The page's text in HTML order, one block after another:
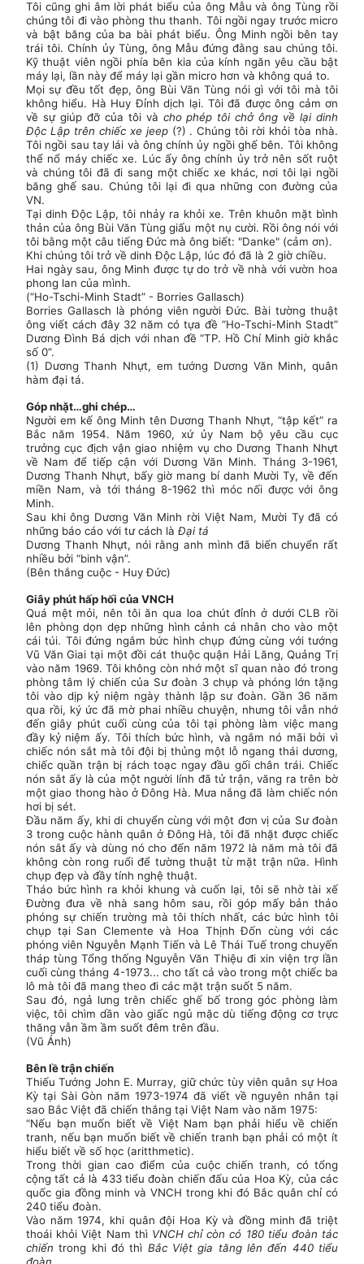
Tôi cũng ghi âm lời phát biểu của ông Mẫu và ông Tùng rồi
chúng tôi đi vào phòng thu thanh. Tôi ngồi ngay trước micro
và bật băng của ba bài phát biểu. Ông Minh ngồi bên tay
trái tôi. Chính ủy Tùng, ông Mẫu đứng đằng sau chúng tôi.
Kỹ thuật viên ngồi phía bên kia của kính ngăn yêu cầu bật
máy lại, lần này để máy lại gần micro hơn và không quá to.
Mọi sự đều tốt đẹp, ông Bùi Văn Tùng nói gì với tôi mà tôi
không hiểu. Hà Huy Đỉnh dịch lại. Tôi đã được ông cảm ơn
về sự giúp đỡ của tôi và cho phép tôi chở ông về lại dinh
Độc Lập trên chiếc xe jeep(?) . Chúng tôi rời khỏi tòa nhà.
Tôi ngồi sau tay lái và ông chính ủy ngồi ghế bên. Tôi không
thể nổ máy chiếc xe. Lúc ấy ông chính ủy trở nên sốt ruột
và chúng tôi đã đi sang một chiếc xe khác, nơi tôi lại ngồi
băng ghế sau. Chúng tôi lại đi qua những con đường của
VN.
Tại dinh Độc Lập, tôi nhảy ra khỏi xe. Trên khuôn mặt bình
thản của ông Bùi Văn Tùng giấu một nụ cười. Rồi ông nói với
tôi bằng một câu tiếng Đức mà ông biết: "Danke" (cảm ơn).
Khi chúng tôi trở về dinh Độc Lập, lúc đó đã là 2 giờ chiều.
Hai ngày sau, ông Minh được tự do trở về nhà với vườn hoa
phong lan của mình.
(“Ho-Tschi-Minh Stadt” - Borries Gallasch)
Borries Gallasch là phóng viên người Đức. Bài tường thuật
ông viết cách đây 32 năm có tựa đề “Ho-Tschi-Minh Stadt”
Dương Đình Bá dịch với nhan đề “TP. Hồ Chí Minh giờ khắc
số 0”.
(1) Dương Thanh Nhựt, em tướng Dương Văn Minh, quân
hàm đại tá.
Góp nhặt…ghi chép…
Người em kế ông Minh tên Dương Thanh Nhựt, “tập kết” ra
Bắc năm 1954. Năm 1960, xứ ủy Nam bộ yêu cầu cục
trưởng cục địch vận giao nhiệm vụ cho Dương Thanh Nhựt
về Nam để tiếp cận với Dương Văn Minh. Tháng 3-1961,
Dương Thanh Nhựt, bấy giờ mang bí danh Mười Ty, về đến
miền Nam, và tới tháng 8-1962 thì móc nối được với ông
Minh.
Sau khi ông Dương Văn Minh rời Việt Nam, Mười Ty đã có
những báo cáo với tư cách là Đại tá
Dương Thanh Nhựt, nói rằng anh mình đã biến chuyển rất
nhiều bởi “binh vận”.
(Bên thắng cuộc - Huy Đức)
Giây phút hấp hối của VNCH
Quá mệt mỏi, nên tôi ăn qua loa chút đỉnh ở dưới CLB rồi
lên phòng dọn dẹp những hình cảnh cá nhân cho vào một
cái túi. Tôi đứng ngắm bức hình chụp đứng cùng với tướng
Vũ Văn Giai tại một đồi cát thuộc quận Hải Lăng, Quảng Trị
vào năm 1969. Tôi không còn nhớ một sĩ quan nào đó trong
phòng tâm lý chiến của Sư đoàn 3 chụp và phóng lớn tặng
tôi vào dịp kỷ niệm ngày thành lập sư đoàn. Gần 36 năm
qua rồi, ký ức đã mờ phai nhiều chuyện, nhưng tôi vẫn nhớ
đến giây phút cuối cùng của tôi tại phòng làm việc mang
đầy kỷ niệm ấy. Tôi thích bức hình, và ngắm nó mãi bởi vì
chiếc nón sắt mà tôi đội bị thủng một lỗ ngang thái dương,
chiếc quần trận bị rách toạc ngay đầu gối chân trái. Chiếc
nón sắt ấy là của một người lính đã tử trận, văng ra trên bờ
một giao thong hào ở Ðông Hà. Mưa nắng đã làm chiếc nón
hơi bị sét.
Ðầu năm ấy, khi di chuyển cùng với một đơn vị của Sư đoàn
3 trong cuộc hành quân ở Ðông Hà, tôi đã nhặt được chiếc
nón sắt ấy và dùng nó cho đến năm 1972 là năm mà tôi đã
không còn rong ruổi để tường thuật từ mặt trận nữa. Hình
chụp đẹp và đầy tính nghệ thuật.
Tháo bức hình ra khỏi khung và cuốn lại, tôi sẽ nhờ tài xế
Ðường đưa về nhà sang hôm sau, rồi góp mấy bản thảo
phóng sự chiến trường mà tôi thích nhất, các bức hình tôi
chụp tại San Clemente và Hoa Thịnh Ðốn cùng với các
phóng viên Nguyễn Mạnh Tiến và Lê Thái Tuế trong chuyến
tháp tùng Tổng thống Nguyễn Văn Thiệu đi xin viện trợ lần
cuối cùng tháng 4-1973... cho tất cả vào trong một chiếc ba
lô mà tôi đã mang theo đi các mặt trận suốt 5 năm.
Sau đó, ngả lưng trên chiếc ghế bố trong góc phòng làm
việc, tôi chìm dần vào giấc ngủ mặc dù tiếng động cơ trực
thăng vẫn ầm ầm suốt đêm trên đầu.
(Vũ Ánh)
Bên lề trận chiến
Thiếu Tướng John E. Murray, giữ chức tùy viên quân sự Hoa
Kỳ tại Sài Gòn năm 1973-1974 đã viết về nguyên nhân tại
sao Bắc Việt đã chiến thắng tại Việt Nam vào năm 1975:
“Nếu bạn muốn biết về Việt Nam bạn phải hiểu về chiến
tranh, nếu bạn muốn biết về chiến tranh bạn phải có một ít
hiểu biết về số học (aritthmetic).
Trong thời gian cao điểm của cuộc chiến tranh, có tổng
cộng tất cả là 433 tiểu đoàn chiến đấu của Hoa Kỳ, của các
quốc gia đồng minh và VNCH trong khi đó Bắc quân chỉ có
240 tiểu đoàn.
Vào năm 1974, khi quân đội Hoa Kỳ và đồng minh đã triệt
thoái khỏi Việt Nam thì VNCH chỉ còn có 180 tiểu đoàn tác
chiếntrong khi đó thì Bắc Việt gia tăng lên đến 440 tiểu